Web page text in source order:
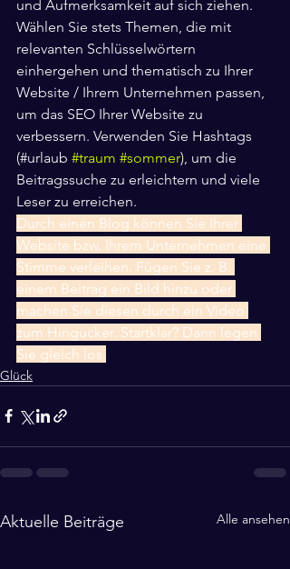
und Aufmerksamkeit auf sich ziehen.
Wählen Sie stets Themen, die mit
relevanten Schlüsselwörtern
einhergehen und thematisch zu Ihrer
Website / Ihrem Unternehmen passen,
um das SEO Ihrer Website zu
verbessern. Verwenden Sie Hashtags
(#urlaub #traum #sommer), um die
Beitragssuche zu erleichtern und viele
Leser zu erreichen.
Durch einen Blog können Sie Ihrer
Website bzw. Ihrem Unternehmen eine
Stimme verleihen. Fügen Sie z. B.
einem Beitrag ein Bild hinzu oder
machen Sie diesen durch ein Video
zum Hingucker. Startklar? Dann legen
Sie gleich los.
Glück
Aktuelle Beiträge Alle ansehen